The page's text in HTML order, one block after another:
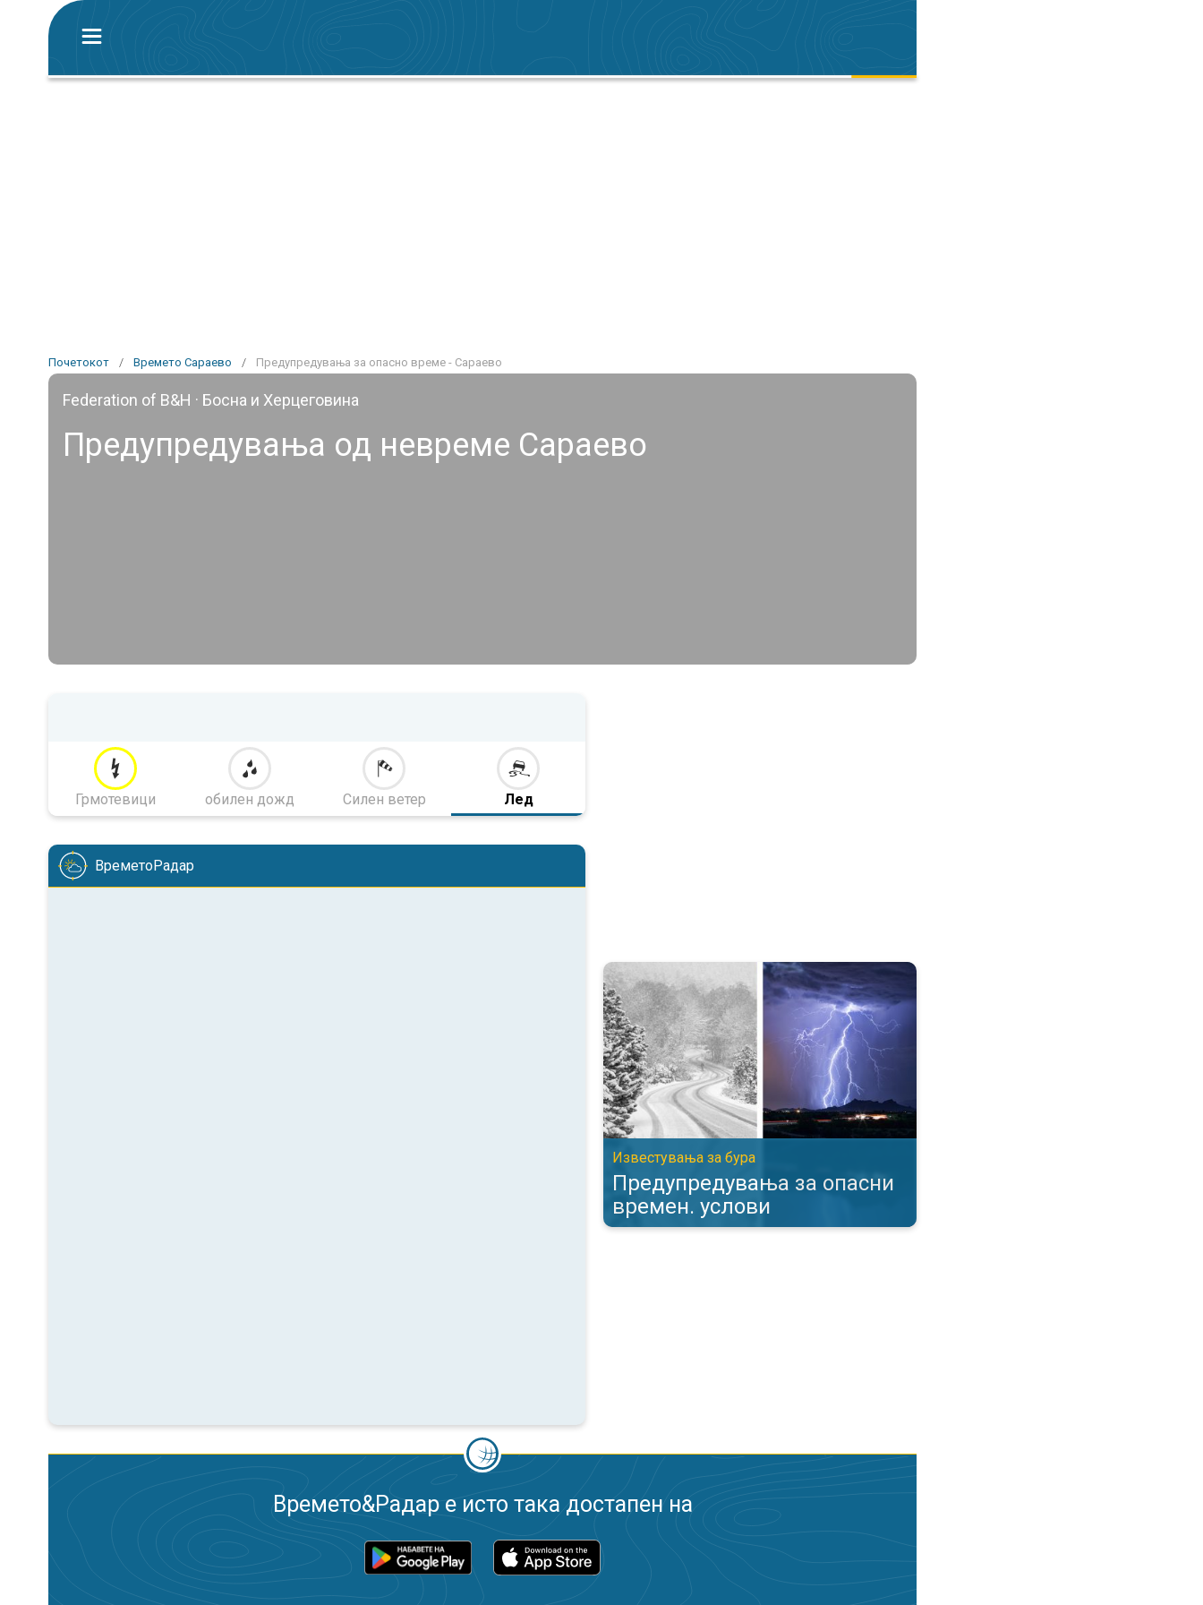
Почетокот / Времето Сараево / Предупредувања за опасно време - Сараево
Federation of B&H · Босна и Херцеговина
Предупредувања од невреме Сараево
Грмотевици обилен дожд Силен ветер Лед
ВреметоРадар
Предупредувања за опасни времен. услови. Известувања за бурa. . .
Известувања за бурa
Предупредувања за опасни
времен. услови
Времето&Радар е исто така достапен на